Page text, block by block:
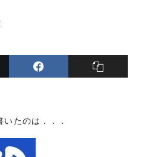
いたのは．．．